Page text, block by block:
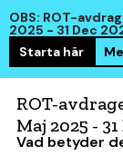
OBS: ROT-
2025 - 31 Dec
Starta här
ROT-
Maj 2025 -
Vad betyder
hem